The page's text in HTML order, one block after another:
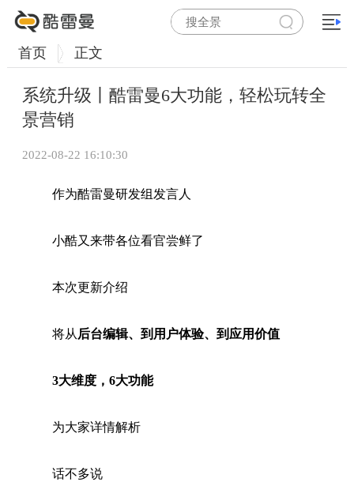
首页 正文
系统升级丨酷雷曼6大功能，轻松玩转全
景营销
2022-08-22 16:10:30
作为酷雷曼研发组发言人
小酷又来带各位看官尝鲜了
本次更新介绍
将从 后台编辑、到用户体验、到应用价值
3大维度，6大功能
为大家详情解析
话不多说